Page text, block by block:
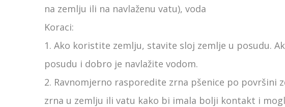
na zemlju ili na navlaženu vatu), voda
Koraci:
1. Ako koristite zemlju, stavite sloj zemlje u posudu.
posudu i dobro je navlažite vodom.
2. Ravnomjerno rasporedite zrna pšenice po površini
zrna u zemlju ili vatu kako bi imala bolji kontakt i